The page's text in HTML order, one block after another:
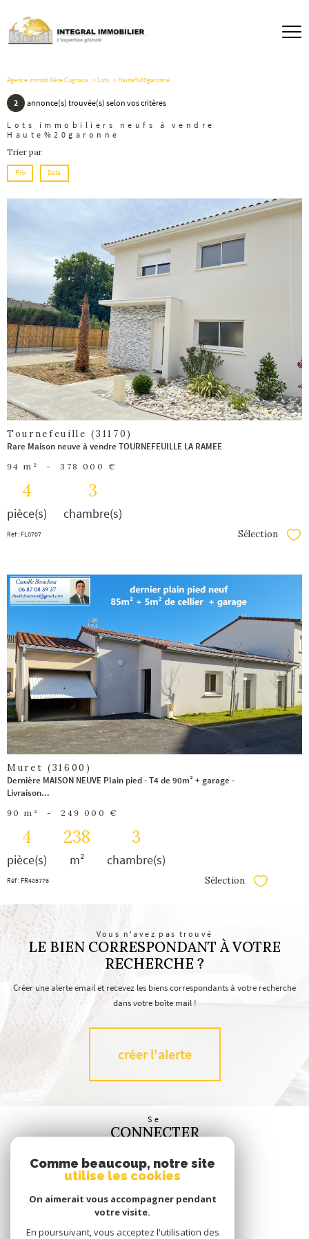
Agence immobilière Cugnaux Lots Haute%20garonne
2 annonce(s) trouvée(s) selon vos critères
Lots immobiliers neufs à vendre
Haute%20garonne
Trier par
Prix Date
voir le
bien
Tournefeuille (31170)
Rare Maison neuve à vendre TOURNEFEUILLE LA RAMEE
94 m² - 378 000 €
4
pièce(s)
3
chambre(s)
Réf : FL0707 Sélection
voir le
bien
Muret (31600)
Dernière MAISON NEUVE Plain pied - T4 de 90m² + garage -
Livraison...
90 m² - 249 000 €
4
pièce(s)
238
m²
3
chambre(s)
Réf : FR405776 Sélection Sélectionner
Vous n'avez pas trouvé
LE BIEN CORRESPONDANT À VOTRE
RECHERCHE ?
Créer une alerte email et recevez les biens correspondants à votre recherche
dans votre boîte mail !
créer l'alerte
Se
CONNECTER
espace propriétaire
SUIVRE
Comme beaucoup, notre site
utilise les cookies
On aimerait vous accompagner pendant
votre visite.
En poursuivant, vous acceptez l'utilisation des